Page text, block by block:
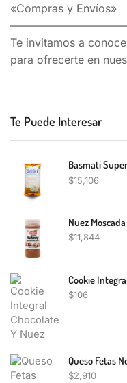
«Compras y Envíos»
Te invitamos a
para ofrecerte en
Te Puede Interesar
Basmati
$15,106
Nuez
$11,844
Cookie
$106
Queso Fetas
$2,910